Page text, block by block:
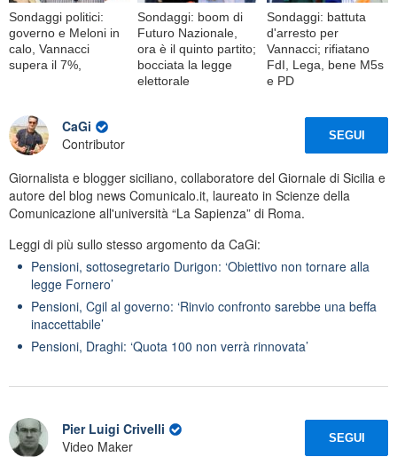
Sondaggi politici:
governo e Meloni in
calo, Vannacci
supera il 7%,
Sondaggi: boom di
Futuro Nazionale,
ora è il quinto partito;
bocciata la legge
elettorale
Sondaggi: battuta
d'arresto per
Vannacci; rifiatano
FdI, Lega, bene M5s
e PD
CaGi
Contributor
SEGUI
Giornalista e blogger siciliano, collaboratore del Giornale di Sicilia e
autore del blog news Comunicalo.it, laureato in Scienze della
Comunicazione all'università “La Sapienza” di Roma.
Leggi di più sullo stesso argomento da CaGi:
Pensioni, sottosegretario Durigon: ‘Obiettivo non tornare alla
legge Fornero’
Pensioni, Cgil al governo: ‘Rinvio confronto sarebbe una beffa
inaccettabile’
Pensioni, Draghi: ‘Quota 100 non verrà rinnovata’
Pier Luigi Crivelli
Video Maker
SEGUI